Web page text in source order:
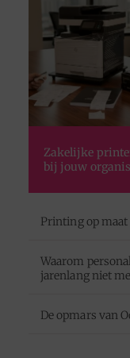
Zakelijke
bij jouw
Printing op
Waarom
jarenlang niet
De opmars van